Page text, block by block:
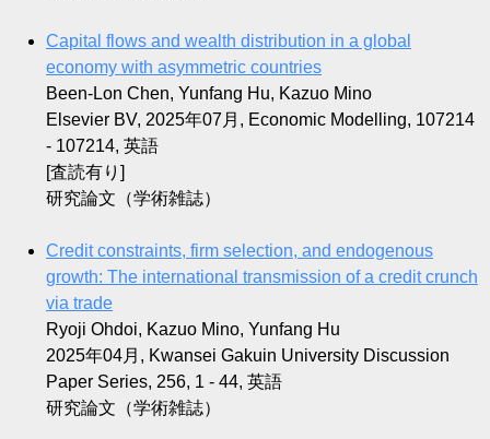
Capital flows and wealth distribution in a global
economy with asymmetric countries
Been-Lon Chen, Yunfang Hu, Kazuo Mino
Elsevier BV, 2025年07月, Economic Modelling, 107214
- 107214, 英語
[査読有り]
研究論文（学術雑誌）
Credit constraints, firm selection, and endogenous
growth: The international transmission of a credit crunch
via trade
Ryoji Ohdoi, Kazuo Mino, Yunfang Hu
2025年04月, Kwansei Gakuin University Discussion
Paper Series, 256, 1 - 44, 英語
研究論文（学術雑誌）